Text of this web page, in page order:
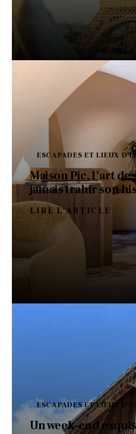
ESCAPADES ET LIEUX
Maison Pic, l’art
jamais trahir son
LIRE L'ARTICLE
ESCAPADES ET LIEUX
Un week-end